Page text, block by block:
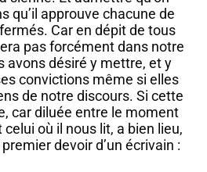
qu’il approuve chacune de
Car en dépit de tous
pas forcément dans notre
avons désiré y mettre, et y
convictions même si elles
de notre discours. Si cette
car diluée entre le moment
où il nous lit, a bien lieu,
devoir d’un écrivain :